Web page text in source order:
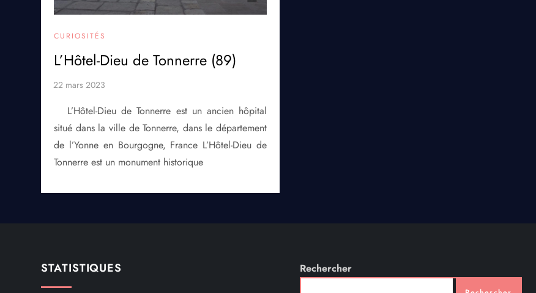
CURIOSITÉS
L’Hôtel-Dieu de Tonnerre (89)
L’Hôtel-Dieu de Tonnerre est un ancien hôpital
situé dans la ville de Tonnerre, dans le département
de l’Yonne en Bourgogne, France L’Hôtel-Dieu de
Tonnerre est un monument historique
STATISTIQUES Rechercher